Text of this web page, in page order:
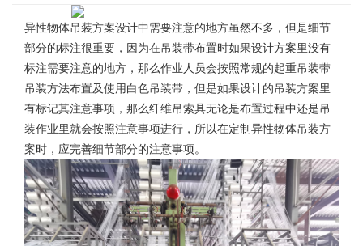
异性物体吊装方案设计中需要注意的地方虽然不多，但是细节
部分的标注很重要，因为在吊装带布置时如果设计方案里没有
标注需要注意的地方，那么作业人员会按照常规的起重吊装带
吊装方法布置及使用白色吊装带，但是如果设计的吊装方案里
有标记其注意事项，那么纤维吊索具无论是布置过程中还是吊
装作业里就会按照注意事项进行，所以在定制异性物体吊装方
案时，应完善细节部分的注意事项。